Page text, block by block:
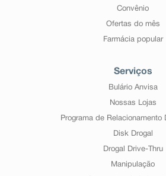
Convênio
Ofertas do mês
Farmácia popular
Serviços
Bulário Anvisa
Nossas Lojas
Programa de Relacionamento
Disk Drogal
Drogal Drive-Thru
Manipulação